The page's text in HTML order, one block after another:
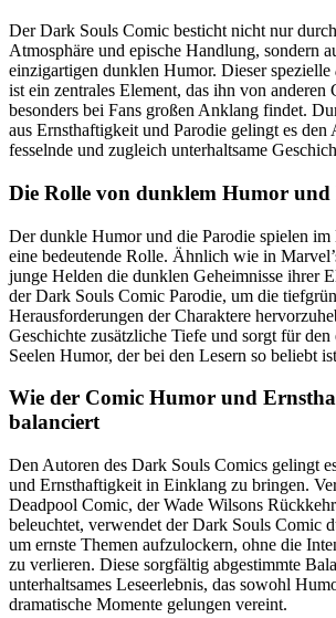
Der Dark Souls Comic besticht nicht nur
Atmosphäre und epische Handlung, sondern
einzigartigen dunklen Humor. Dieser spezielle
ist ein zentrales Element, das ihn von anderen
besonders bei Fans großen Anklang findet.
aus Ernsthaftigkeit und Parodie gelingt es den
fesselnde und zugleich unterhaltsame
Die Rolle von dunklem Humor und
Der dunkle Humor und die Parodie spielen
eine bedeutende Rolle. Ähnlich wie in
junge Helden die dunklen Geheimnisse ihrer
der Dark Souls Comic Parodie, um die
Herausforderungen der Charaktere
Geschichte zusätzliche Tiefe und sorgt für
Seelen Humor, der bei den Lesern so beliebt
Wie der Comic Humor und
balanciert
Den Autoren des Dark Souls Comics gelingt
und Ernsthaftigkeit in Einklang zu bringen.
Deadpool Comic, der Wade Wilsons
beleuchtet, verwendet der Dark Souls Comic
um ernste Themen aufzulockern, ohne die
zu verlieren. Diese sorgfältig abgestimmte
unterhaltsames Leseerlebnis, das sowohl
dramatische Momente gelungen vereint.